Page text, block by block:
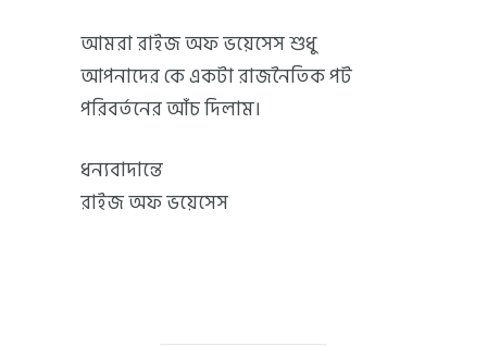
আমরা রাইজ অফ ভয়েসেস শুধু
আপনাদের কে একটা রাজনৈতিক পট
পরিবর্তনের আঁচ দিলাম।
ধন্যবাদান্তে
রাইজ অফ ভয়েসেস